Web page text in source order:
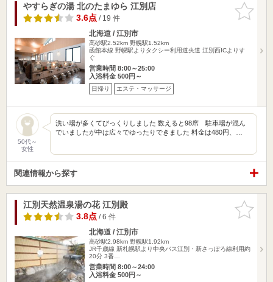
お気に入
りに追加
やすらぎの湯 北のたまゆら 江別店
3.6点/ 19 件
北海道 / 江別市
高砂駅2.52km 野幌駅1.52km
函館本線 野幌駅よりタクシー利用道央道 江別西ICよりす
ぐ
営業時間 8:00～25:00
入浴料金 500円～
日帰り エステ・マッサージ
50代～
女性
洗い場が多くてびっくりしました 数えると98席 駐車場が混ん
でいましたが中は広々でゆったりできました 料金は480円、…
関連情報から探す
お気に入
りに追加
江別天然温泉湯の花 江別殿
3.8点/ 6 件
北海道 / 江別市
高砂駅2.98km 野幌駅1.92km
JR千歳線 新札幌駅より中央バス江別・新さっぽろ線利用約
20分 3番…
営業時間 8:00～24:00
入浴料金 500円～